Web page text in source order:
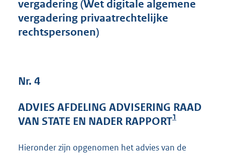
5
8
vergadering (Wet digitale algemene
vergadering privaatrechtelijke
rechtspersonen)
Nr. 4
ADVIES AFDELING ADVISERING RAAD
VAN STATE EN NADER RAPPORT1
Hieronder zijn opgenomen het advies van de